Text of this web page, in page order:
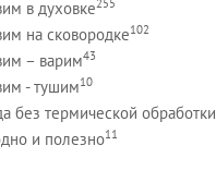
в духовке
на сковородке102
– варим43
- тушим10
без термической обработки
и полезно11